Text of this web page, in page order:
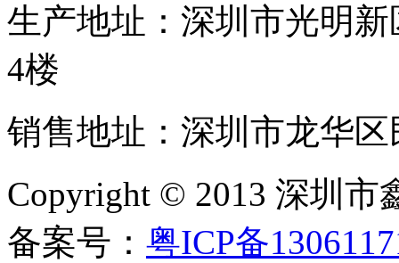
生产地址：深圳市光明
4楼
销售地址：深圳市龙华
Copyright © 2013 深
备案号： 粤ICP备